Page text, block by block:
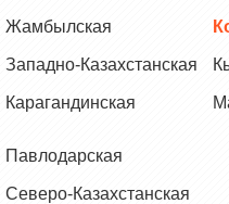
Жамбылская
Западно-Казахстанская
Карагандинская
Павлодарская
Северо-Казахстанская